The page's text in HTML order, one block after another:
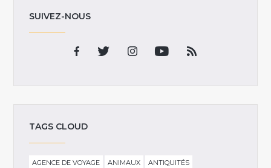
SUIVEZ-NOUS
TAGS CLOUD
AGENCE DE VOYAGE ANIMAUX
ANTIQUITÉS